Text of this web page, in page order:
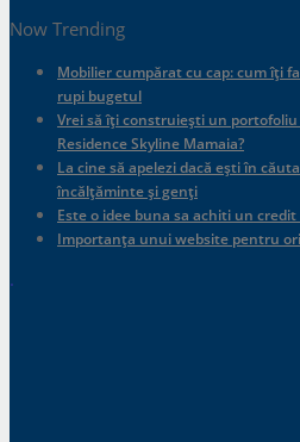
Now Trending
Mobilier cumpărat cu cap: cum îți
rupi bugetul
Vrei să îți construiești un portofoliu
Residence Skyline Mamaia?
La cine să apelezi dacă ești în
încălțăminte și genți
Este o idee buna sa achiti un
Importanța unui website pentru
.